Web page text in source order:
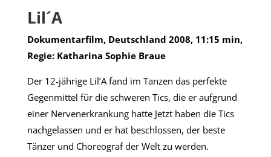
Lil´A
Dokumentarfilm, Deutschland 2008, 11:15 min,
Regie: Katharina Sophie Braue
Der 12-jährige Lil’A fand im Tanzen das perfekte
Gegenmittel für die schweren Tics, die er aufgrund
einer Nervenerkrankung hatte Jetzt haben die Tics
nachgelassen und er hat beschlossen, der beste
Tänzer und Choreograf der Welt zu werden.